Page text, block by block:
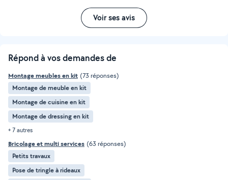
Voir ses avis
Répond à vos demandes de
Montage meubles en kit (73 réponses)
Montage de meuble en kit
Montage de cuisine en kit
Montage de dressing en kit
+ 7 autres
Bricolage et multi services (63 réponses)
Petits travaux
Pose de tringle à rideaux